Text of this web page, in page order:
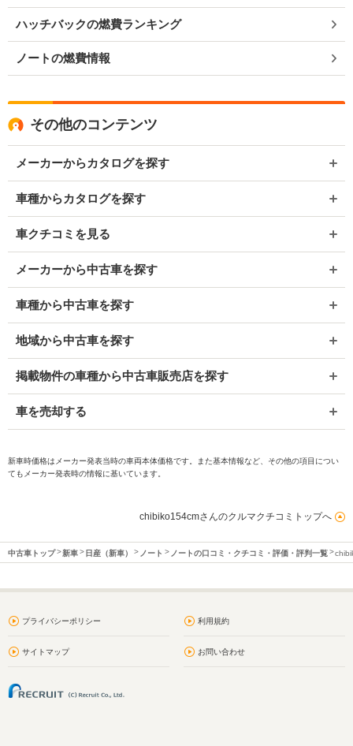
ハッチバックの燃費ランキング
ノートの燃費情報
その他のコンテンツ
メーカーからカタログを探す
車種からカタログを探す
車クチコミを見る
メーカーから中古車を探す
車種から中古車を探す
地域から中古車を探す
掲載物件の車種から中古車販売店を探す
車を売却する
新車時価格はメーカー発表当時の車両本体価格です。また基本情報など、その他の項目につい
てもメーカー発表時の情報に基いています。
chibiko154cmさんのクルマクチコミトップへ
中古車トップ 新車 日産（新車） ノート ノートの口コミ・クチコミ・評価・評判一覧
プライバシーポリシー 利用規約
サイトマップ お問い合わせ